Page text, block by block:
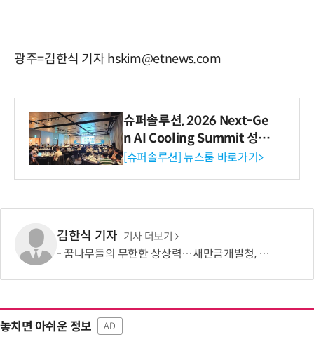
광주=김한식 기자 hskim@etnews.com
슈퍼솔루션, 2026 Next-Ge
n AI Cooling Summit 성황
리 성료
[슈퍼솔루션] 뉴스룸 바로가기>
김한식 기자 기사 더보기
꿈나무들의 무한한 상상력…새만금개발청, '2026 새만금 가족사랑 그림그리기 대회' 성료
놓치면 아쉬운 정보 AD